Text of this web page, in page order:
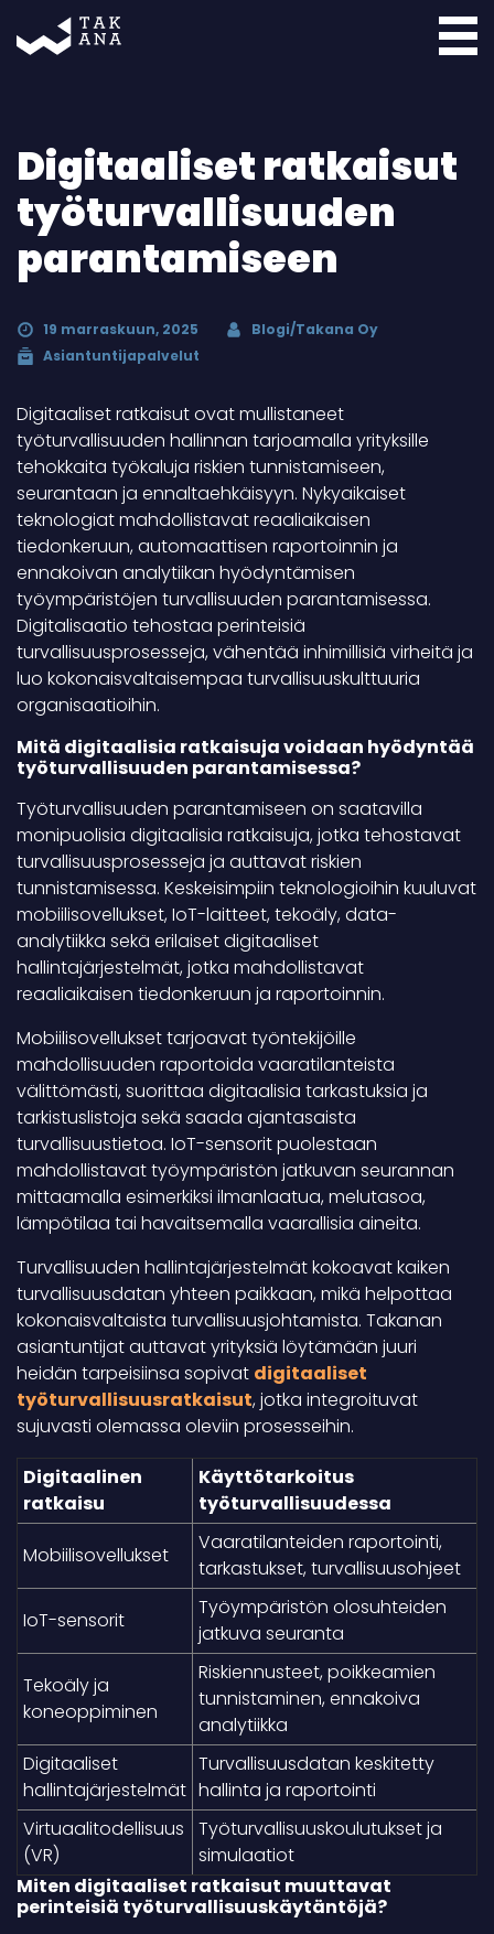
Digitaaliset ratkaisut
työturvallisuuden
parantamiseen
19 marraskuun, 2025
Blogi/Takana Oy
Asiantuntijapalvelut
Digitaaliset ratkaisut ovat mullistaneet
työturvallisuuden hallinnan tarjoamalla yrityksille
tehokkaita työkaluja riskien tunnistamiseen,
seurantaan ja ennaltaehkäisyyn. Nykyaikaiset
teknologiat mahdollistavat reaaliaikaisen
tiedonkeruun, automaattisen raportoinnin ja
ennakoivan analytiikan hyödyntämisen
työympäristöjen turvallisuuden parantamisessa.
Digitalisaatio tehostaa perinteisiä
turvallisuusprosesseja, vähentää inhimillisiä virheitä ja
luo kokonaisvaltaisempaa turvallisuuskulttuuria
organisaatioihin.
Mitä digitaalisia ratkaisuja voidaan hyödyntää
työturvallisuuden parantamisessa?
Työturvallisuuden parantamiseen on saatavilla
monipuolisia digitaalisia ratkaisuja, jotka tehostavat
turvallisuusprosesseja ja auttavat riskien
tunnistamisessa. Keskeisimpiin teknologioihin kuuluvat
mobiilisovellukset, IoT-laitteet, tekoäly, data-
analytiikka sekä erilaiset digitaaliset
hallintajärjestelmät, jotka mahdollistavat
reaaliaikaisen tiedonkeruun ja raportoinnin.
Mobiilisovellukset tarjoavat työntekijöille
mahdollisuuden raportoida vaaratilanteista
välittömästi, suorittaa digitaalisia tarkastuksia ja
tarkistuslistoja sekä saada ajantasaista
turvallisuustietoa. IoT-sensorit puolestaan
mahdollistavat työympäristön jatkuvan seurannan
mittaamalla esimerkiksi ilmanlaatua, melutasoa,
lämpötilaa tai havaitsemalla vaarallisia aineita.
Turvallisuuden hallintajärjestelmät kokoavat kaiken
turvallisuusdatan yhteen paikkaan, mikä helpottaa
kokonaisvaltaista turvallisuusjohtamista. Takanan
asiantuntijat auttavat yrityksiä löytämään juuri
heidän tarpeisiinsa sopivat digitaaliset
työturvallisuusratkaisut, jotka integroituvat
sujuvasti olemassa oleviin prosesseihin.
Digitaalinen
ratkaisu
Käyttötarkoitus
työturvallisuudessa
Mobiilisovellukset
Vaaratilanteiden raportointi,
tarkastukset, turvallisuusohjeet
IoT-sensorit
Työympäristön olosuhteiden
jatkuva seuranta
Tekoäly ja
koneoppiminen
Riskiennusteet, poikkeamien
tunnistaminen, ennakoiva
analytiikka
Digitaaliset
hallintajärjestelmät
Turvallisuusdatan keskitetty
hallinta ja raportointi
Virtuaalitodellisuus
(VR)
Työturvallisuuskoulutukset ja
simulaatiot
Miten digitaaliset ratkaisut muuttavat
perinteisiä työturvallisuuskäytäntöjä?